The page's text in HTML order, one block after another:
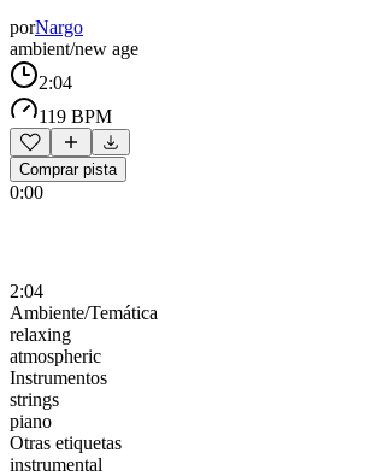
porNargo
ambient/new age
2:04
119 BPM
Comprar pista
0:00
2:04
Ambiente/Temática
relaxing
atmospheric
Instrumentos
strings
piano
Otras etiquetas
instrumental